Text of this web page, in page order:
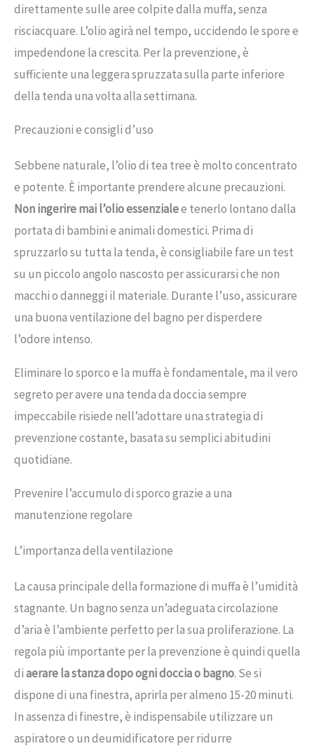
direttamente sulle aree colpite dalla muffa, senza
risciacquare. L’olio agirà nel tempo, uccidendo le spore e
impedendone la crescita. Per la prevenzione, è
sufficiente una leggera spruzzata sulla parte inferiore
della tenda una volta alla settimana.
Precauzioni e consigli d’uso
Sebbene naturale, l’olio di tea tree è molto concentrato
e potente. È importante prendere alcune precauzioni.
Non ingerire mai l’olio essenzialee tenerlo lontano dalla
portata di bambini e animali domestici. Prima di
spruzzarlo su tutta la tenda, è consigliabile fare un test
su un piccolo angolo nascosto per assicurarsi che non
macchi o danneggi il materiale. Durante l’uso, assicurare
una buona ventilazione del bagno per disperdere
l’odore intenso.
Eliminare lo sporco e la muffa è fondamentale, ma il vero
segreto per avere una tenda da doccia sempre
impeccabile risiede nell’adottare una strategia di
prevenzione costante, basata su semplici abitudini
quotidiane.
Prevenire l’accumulo di sporco grazie a una
manutenzione regolare
L’importanza della ventilazione
La causa principale della formazione di muffa è l’umidità
stagnante. Un bagno senza un’adeguata circolazione
d’aria è l’ambiente perfetto per la sua proliferazione. La
regola più importante per la prevenzione è quindi quella
diaerare la stanza dopo ogni doccia o bagno. Se si
dispone di una finestra, aprirla per almeno 15-20 minuti.
In assenza di finestre, è indispensabile utilizzare un
aspiratore o un deumidificatore per ridurre